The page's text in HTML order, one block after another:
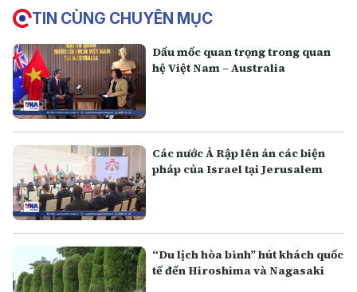
TIN CÙNG CHUYÊN MỤC
Dấu mốc quan trọng trong quan
hệ Việt Nam – Australia
Các nước Ả Rập lên án các biện
pháp của Israel tại Jerusalem
“Du lịch hòa bình” hút khách quốc
tế đến Hiroshima và Nagasaki